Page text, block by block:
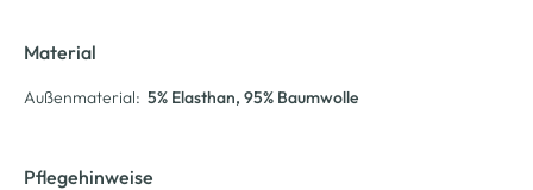
Material
Außenmaterial: 5% Elasthan, 95% Baumwolle
Pflegehinweise